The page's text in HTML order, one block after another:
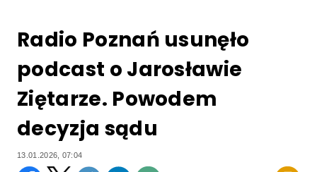
Radio Poznań usunęło
podcast o Jarosławie
Ziętarze. Powodem
decyzja sądu
13.01.2026, 07:04